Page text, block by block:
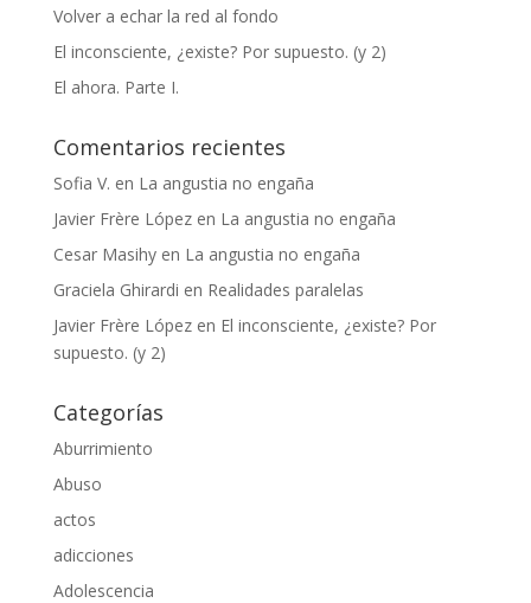
Volver a echar la red al fondo
El inconsciente, ¿existe? Por supuesto. (y 2)
El ahora. Parte I.
Comentarios recientes
Sofia V. en La angustia no engaña
Javier Frère Lópezen La angustia no engaña
Cesar Masihyen La angustia no engaña
Graciela Ghirardi en Realidades paralelas
Javier Frère Lópezen El inconsciente, ¿existe? Por
supuesto. (y 2)
Categorías
Aburrimiento
Abuso
actos
adicciones
Adolescencia